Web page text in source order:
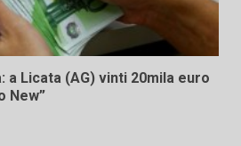
a Licata (AG) vinti 20mila euro
New”